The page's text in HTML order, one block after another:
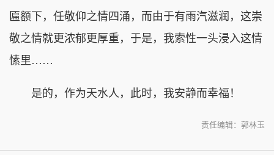
匾额下，任敬仰之情四涌，而由于有雨汽滋润，这崇
敬之情就更浓郁更厚重，于是，我索性一头浸入这情
愫里……
是的，作为天水人，此时，我安静而幸福！
责任编辑：郭林玉